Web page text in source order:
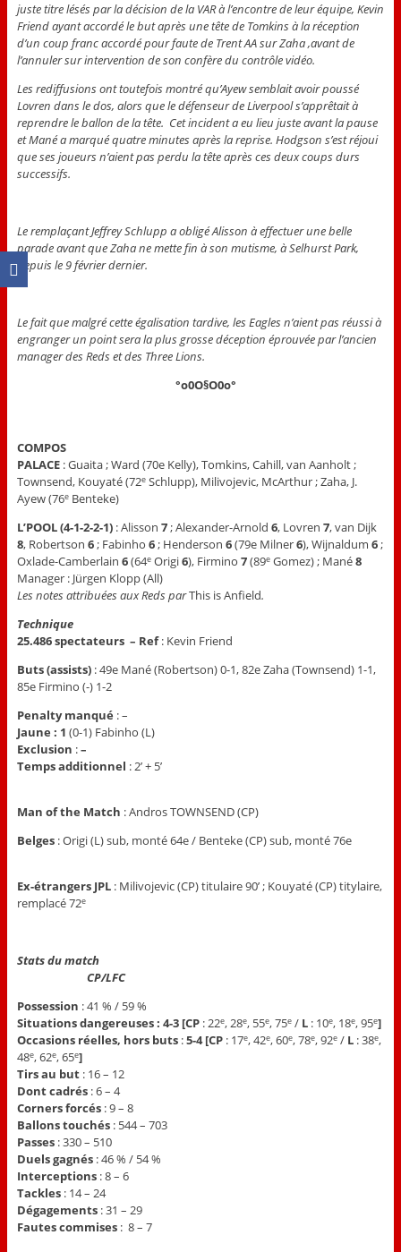
juste titre lésés par la décision de la VAR à l’encontre de leur équipe, Kevin
Friend ayant accordé le but après une tête de Tomkins à la réception
d’un coup franc accordé pour faute de Trent AA sur Zaha ,avant de
l’annuler sur intervention de son confère du contrôle vidéo.
Les rediffusions ont toutefois montré qu’Ayew semblait avoir poussé
Lovren dans le dos, alors que le défenseur de Liverpool s’apprêtait à
reprendre le ballon de la tête. Cet incident a eu lieu juste avant la pause
et Mané a marqué quatre minutes après la reprise. Hodgson s’est réjoui
que ses joueurs n’aient pas perdu la tête après ces deux coups durs
successifs.
Le remplaçant Jeffrey Schlupp a obligé Alisson à effectuer une belle
parade avant que Zaha ne mette fin à son mutisme, à Selhurst Park,
depuis le 9 février dernier.
Le fait que malgré cette égalisation tardive, les Eagles n’aient pas réussi à
engranger un point sera la plus grosse déception éprouvée par l’ancien
manager des Reds et des Three Lions.
°o0O§O0o°
COMPOS
PALACE : Guaita ; Ward (70e Kelly), Tomkins, Cahill, van Aanholt ;
Townsend, Kouyaté (72eSchlupp), Milivojevic, McArthur ; Zaha, J.
Ayew (76eBenteke)
L’POOL(4-1-2-2-1) : Alisson 7; Alexander-Arnold 6, Lovren 7, van Dijk
8, Robertson 6; Fabinho 6; Henderson 6(79e Milner6), Wijnaldum 6;
Oxlade-Camberlain 6(64eOrigi6), Firmino 7(89eGomez) ; Mané8
Manager : Jürgen Klopp (All)
Les notes attribuées aux Reds parThis is Anfield.
Technique
25.486 spectateurs – Ref: Kevin Friend
Buts (assists) : 49e Mané (Robertson) 0-1, 82e Zaha (Townsend) 1-1,
85e Firmino (-) 1-2
Penalty manqué : –
Jaune : 1 (0-1) Fabinho (L)
Exclusion :–
Temps additionnel : 2’ + 5’
Man of the Match : Andros TOWNSEND (CP)
Belges: Origi (L) sub, monté 64e / Benteke (CP) sub, monté 76e
Ex-étrangers JPL: Milivojevic (CP) titulaire 90’ ; Kouyaté (CP) titylaire,
remplacé 72e
Stats du match
CP/LFC
Possession : 41 % / 59 %
Situations dangereuses : 4-3[CP: 22e, 28e, 55e, 75e/ L : 10e, 18e, 95e]
Occasions réelles, hors buts:5-4 [CP: 17e, 42e, 60e, 78e, 92e/ L : 38e,
48e, 62e, 65e]
Tirs au but: 16 – 12
Dont cadrés: 6 – 4
Corners forcés: 9 – 8
Ballons touchés: 544 – 703
Passes : 330 – 510
Duels gagnés: 46 % / 54 %
Interceptions: 8 – 6
Tackles: 14 – 24
Dégagements: 31 – 29
Fautescommises: 8 – 7